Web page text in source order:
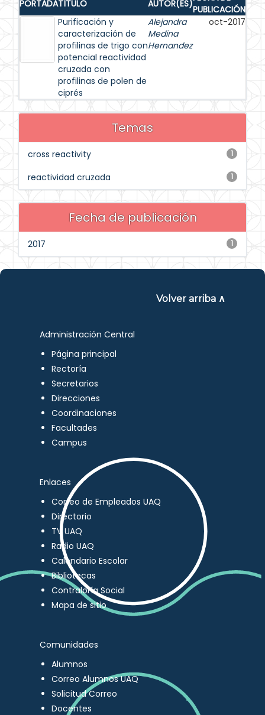
PORTADATÍTULO AUTOR(ES)PUBLICACIÓN
Purificación y
caracterización de
profilinas de trigo con
potencial reactividad
cruzada con
profilinas de polen de
ciprés
Alejandra
Medina
Hernandez
oct-2017
Temas
1
cross reactivity
1
reactividad cruzada
Fecha de publicación
1
2017
Volver arriba ∧
Administración Central
Página principal
Rectoría
Secretarios
Direcciones
Coordinaciones
Facultades
Campus
Enlaces
Correo de Empleados UAQ
Directorio
TV UAQ
Radio UAQ
Calendario Escolar
Bibliotecas
Contraloría Social
Mapa de sitio
Comunidades
Alumnos
Correo Alumnos UAQ
Solicitud Correo
Docentes